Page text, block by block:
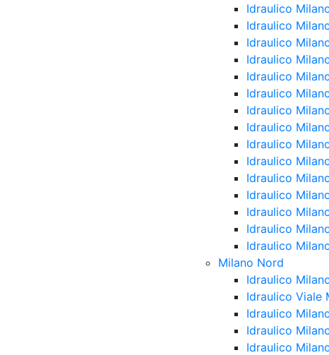
Idraulico
Idraulico
Idraulico
Idraulico
Idraulico
Idraulico
Idraulico
Idraulico
Idraulico
Idraulico
Idraulico
Idraulico
Idraulico
Idraulico
Idraulico
Milano Nord
Idraulico
Idraulico Viale
Idraulico
Idraulico
Idraulico